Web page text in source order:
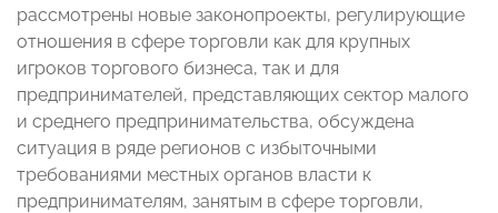
рассмотрены новые законопроекты, регулирующие
отношения в сфере торговли как для крупных
игроков торгового бизнеса, так и для
предпринимателей, представляющих сектор малого
и среднего предпринимательства, обсуждена
ситуация в ряде регионов с избыточными
требованиями местных органов власти к
предпринимателям, занятым в сфере торговли,